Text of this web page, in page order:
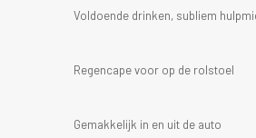
Voldoende drinken, subliem
Regencape voor op de rolstoel
Gemakkelijk in en uit de auto